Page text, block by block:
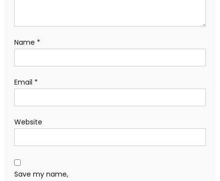
Name *
Email *
Website
Save my name,